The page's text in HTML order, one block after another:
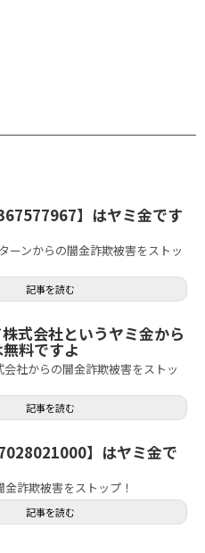
】はヤミ金です
ーンからの闇金詐欺被害をストッ
記事を読む
式会社というヤミ金から
料ですよ
会社からの闇金詐欺被害をストッ
記事を読む
】はヤミ金で
詐欺被害をストップ！
記事を読む